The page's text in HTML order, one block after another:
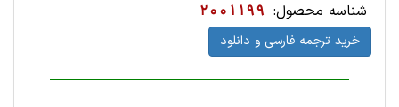
شناسه محصول: 2001199
خرید ترجمه فارسی و دانلود